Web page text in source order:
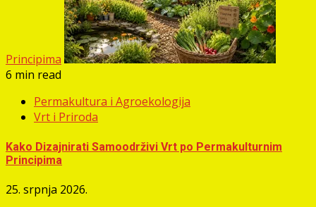
Principima
6 min read
Permakultura i Agroekologija
Vrt i Priroda
Kako Dizajnirati Samoodrživi Vrt po Permakulturnim
Principima
25. srpnja 2026.